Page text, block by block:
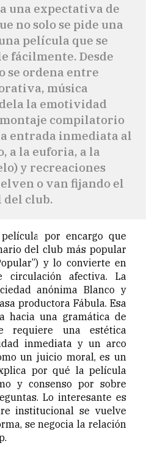
una expectativa de
no solo se pide una
película que se
fácilmente. Desde
se ordena entre
música
la emotividad
montaje compilatorio
entrada inmediata al
a la euforia, a la
y recreaciones
o van fijando el
club.
por encargo que
del club más popular
y lo convierte en
circulación afectiva. La
anónima Blanco y
productora Fábula. Esa
hacia una gramática de
requiere una estética
inmediata y un arco
un juicio moral, es un
por qué la película
y consenso por sobre
Lo interesante es
institucional se vuelve
se negocia la relación